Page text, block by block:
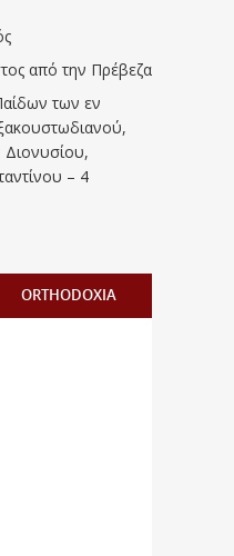
από την Πρέβεζα
των εν
Διονυσίου,
– 4
ORTHODOXIA